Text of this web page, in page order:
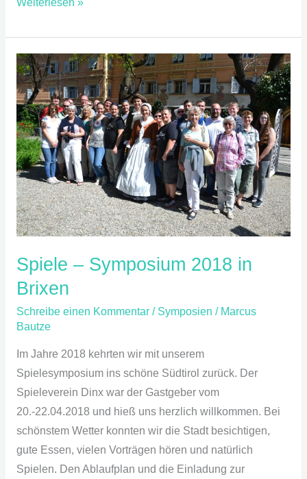
Weiterlesen »
Spiele – Symposium 2018 in
Brixen
Schreibe einen Kommentar / Symposien / Marcus
Bautze
Im Jahre 2018 kehrten wir mit unserem
Spielesymposium ins schöne Südtirol zurück. Der
Spieleverein Dinx war der Gastgeber vom
20.-22.04.2018 und hieß uns herzlich willkommen. Bei
schönstem Wetter konnten wir die Stadt besichtigen,
gute Essen, vielen Vorträgen hören und natürlich
Spielen. Den Ablaufplan und die Einladung zur
Spiele
–
Symposium
2018
in
Brixen